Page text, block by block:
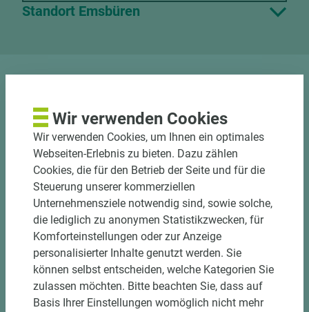
Standort Emsbüren
Nutzen Sie unseren
Zuschnittservice
Bekantungsfähiger Fixmaßzuschnitt maßhaltig
und winkelgenau
Hohe und präzise Leistung durch
halbautomatische Beschickung
Einzelteiletikettierung auf Wunsch möglich
Materialschonende und kundengerechte
Verpackung der Fixmaße
Wir verwenden Cookies
Wir verwenden Cookies, um Ihnen ein optimales
Webseiten-Erlebnis zu bieten. Dazu zählen
Cookies, die für den Betrieb der Seite und für die
Steuerung unserer kommerziellen
Unternehmensziele notwendig sind, sowie solche,
die lediglich zu anonymen Statistikzwecken, für
Komforteinstellungen oder zur Anzeige
personalisierter Inhalte genutzt werden. Sie
können selbst entscheiden, welche Kategorien Sie
zulassen möchten. Bitte beachten Sie, dass auf
Basis Ihrer Einstellungen womöglich nicht mehr